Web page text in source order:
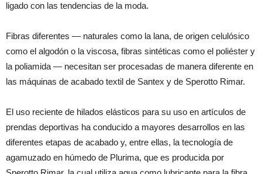
ligado con las tendencias de la moda.
Fibras diferentes — naturales como la lana, de origen celulósico
como el algodón o la viscosa, fibras sintéticas como el poliéster y
la poliamida — necesitan ser procesadas de manera diferente en
las máquinas de acabado textil de Santex y de Sperotto Rimar.
El uso reciente de hilados elásticos para su uso en artículos de
prendas deportivas ha conducido a mayores desarrollos en las
diferentes etapas de acabado y, entre ellas, la tecnología de
agamuzado en húmedo de Plurima, que es producida por